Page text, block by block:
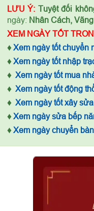
LƯU Ý: Tuyệt đối
ngày: Nhân Cách,
XEM NGÀY TỐT
♦ Xem ngày tốt chuyển
♦ Xem ngày tốt nhập
♦ Xem ngày tốt mua
♦ Xem ngày tốt động
♦ Xem ngày tốt xây
♦ Xem ngày sửa bếp
♦ Xem ngày chuyển